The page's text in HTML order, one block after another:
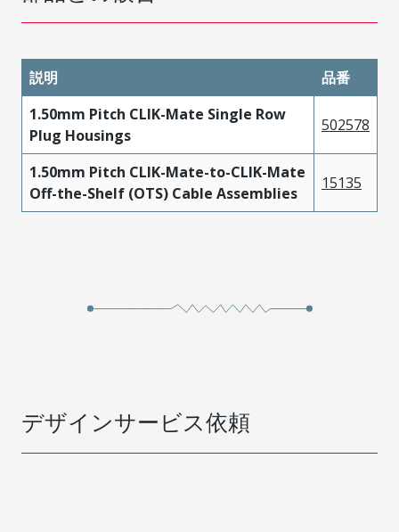
説明
品番
1.50mm Pitch CLIK-Mate Single Row
Plug Housings
502578
1.50mm Pitch CLIK-Mate-to-CLIK-Mate
Off-the-Shelf (OTS) Cable Assemblies
15135
デザインサービス依頼